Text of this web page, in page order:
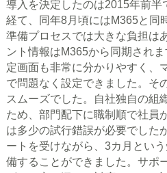
導入を決定したのは2015年前半
経て、同年8月頃にはM365と同
準備プロセスでは大きな負担は
ント情報はM365から同期され
定画面も非常に分かりやすく、
で問題なく設定できました。そ
スムーズでした。自社独自の組
ため、部門配下に職制順で社員
は多少の試行錯誤が必要でした
ートを受けながら、3カ月とい
備することができました。サポ